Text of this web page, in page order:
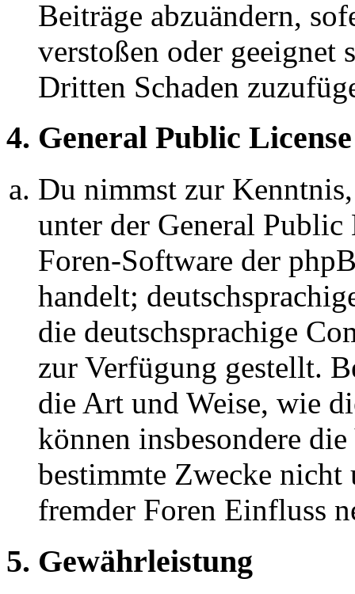
Beiträge abzuändern,
verstoßen oder geeignet
Dritten Schaden
4. General Public License
Du nimmst zur
unter der General
Foren-Software der
handelt;
die deutschsprachige
zur Verfügung gestellt.
die Art und Weise, wie
können insbesondere
bestimmte Zwecke nicht
fremder Foren Einfluss
5. Gewährleistung